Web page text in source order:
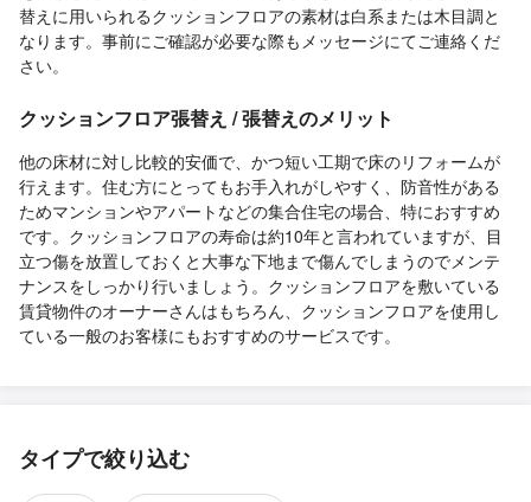
替えに用いられるクッションフロアの素材は白系または木目調と
なります。事前にご確認が必要な際もメッセージにてご連絡くだ
さい。
クッションフロア張替え / 張替えのメリット
他の床材に対し比較的安価で、かつ短い工期で床のリフォームが
行えます。住む方にとってもお手入れがしやすく、防音性がある
ためマンションやアパートなどの集合住宅の場合、特におすすめ
です。クッションフロアの寿命は約10年と言われていますが、目
立つ傷を放置しておくと大事な下地まで傷んでしまうのでメンテ
ナンスをしっかり行いましょう。クッションフロアを敷いている
賃貸物件のオーナーさんはもちろん、クッションフロアを使用し
ている一般のお客様にもおすすめのサービスです。
タイプで絞り込む